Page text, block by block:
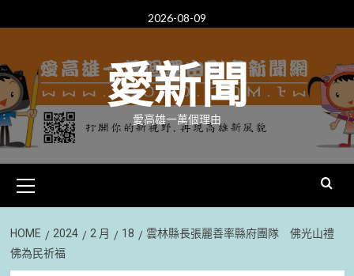
to
2026-08-09
愛新聞
愛高雄一萬個理由
Menu
HOME 2024 2 月 18
雲林縣長張麗善率縣府團隊 佛光山禮
佛為民祈福